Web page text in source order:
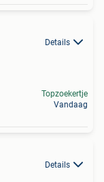
Details
Topzoekertje
Vandaag
Details